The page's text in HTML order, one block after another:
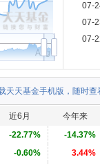
Aug
07-
07-
07-
天天基金手机版，随时查
近6月 今年来
-22.77% -14.37%
-0.60% 3.44%